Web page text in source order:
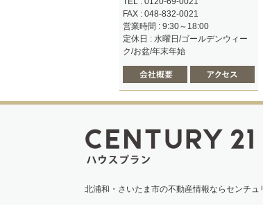
FAX : 048-832-0021
営業時間 : 9:30～18:00
定休日 : 水曜日/ゴールデンウィー
ク/お盆/年末年始
北浦和・さいたま市の不動産情報ならセンチ